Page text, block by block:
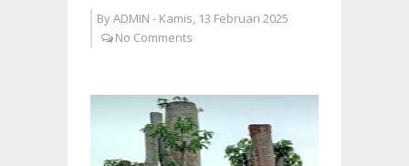
ByADMIN - Kamis, 13 Februari 2025
No Comments